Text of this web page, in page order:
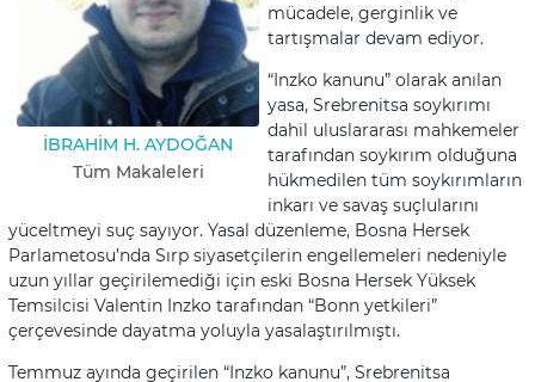
İBRAHIM H. AYDOĞAN
Tüm Makaleleri
mücadele, gerginlik ve
tartışmalar devam ediyor.
“Inzko kanunu” olarak anılan
yasa, Srebrenitsa soykırımı
dahil uluslararası mahkemeler
tarafından soykırım olduğuna
hükmedilen tüm soykırımların
inkarı ve savaş suçlularını
yüceltmeyi suç sayıyor. Yasal düzenleme, Bosna Hersek
Parlametosu’nda Sırp siyasetçilerin engellemeleri nedeniyle
uzun yıllar geçirilemediği için eski Bosna Hersek Yüksek
Temsilcisi Valentin Inzko tarafından “Bonn yetkileri”
çerçevesinde dayatma yoluyla yasalaştırılmıştı.
Temmuz ayında geçirilen “Inzko kanunu”, Srebrenitsa